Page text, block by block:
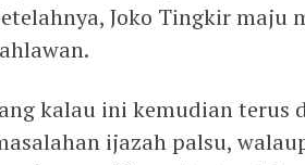
Joko Tingkir maju
kalau ini kemudian terus
ijazah palsu,